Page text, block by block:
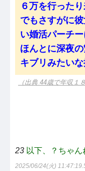
６万を行った
でもさすがに
い婚活パーチ
ほんとに深夜
キブリみたい
（出典 44歳で年収１
23 以下、？ちゃ
2025/06/24(火)